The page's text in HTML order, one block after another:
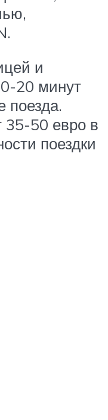
и
20 минут
поезда.
35-50 евро в
поездки